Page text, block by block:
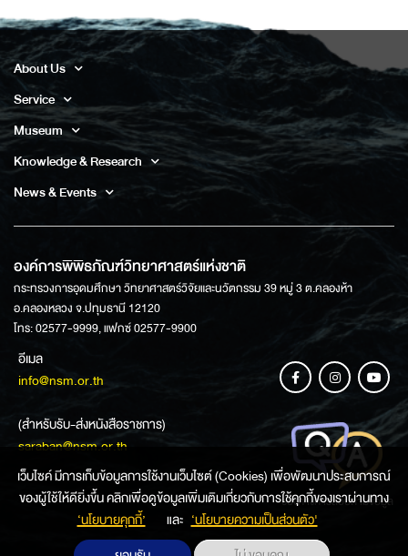
About Us
Service
Museum
Knowledge & Research
News & Events
องค์การพิพิธภัณฑ์วิทยาศาสตร์แห่งชาติ
กระทรวงการอุดมศึกษา วิทยาศาสตร์วิจัยและนวัตกรรม 39 หมู่ 3 ต.คลองห้า
อ.คลองหลวง จ.ปทุมธานี 12120
โทร: 02577-9999, แฟกซ์ 02577-9900
อีเมล
info@nsm.or.th
(สำหรับรับ-ส่งหนังสือราชการ)
saraban@nsm.or.th
ช่องทางการสอบถามข้อมูล
เว็บไซค์ มีการเก็บข้อมูลการใช้งานเว็บไซต์ (Cookies) เพื่อพัฒนาประสบการณ์
ของผู้ใช้ให้ดียิ่งขึ้น คลิกเพื่อดูข้อมูลเพิ่มเติมเกี่ยวกับการใช้คุกกี้ของเราผ่านทาง
‘นโยบายคุกกี้’
และ ‘นโยบายความเป็นส่วนตัว'